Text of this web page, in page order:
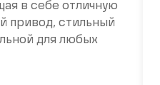
в себе отличную
привод, стильный
для любых